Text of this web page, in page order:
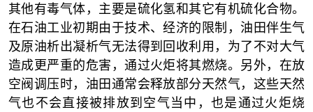
其他有毒气体，主要是硫化氢和其它有机硫化合物。
在石油工业初期由于技术、经济的限制，油田伴生气
及原油析出凝析气无法得到回收利用，为了不对大气
造成更严重的危害，通过火炬将其燃烧。另外，在放
空阀调压时，油田通常会释放部分天然气，这些天然
气也不会直接被排放到空气当中，也是通过火炬烧